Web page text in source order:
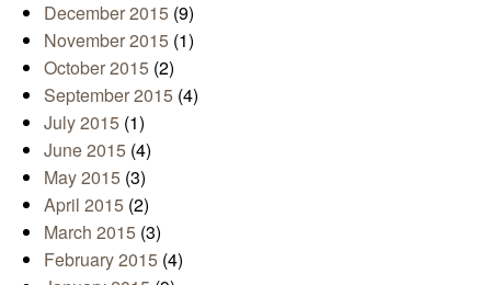
December 2015 (9)
November 2015 (1)
October 2015 (2)
September 2015 (4)
July 2015 (1)
June 2015 (4)
May 2015 (3)
April 2015 (2)
March 2015 (3)
February 2015 (4)